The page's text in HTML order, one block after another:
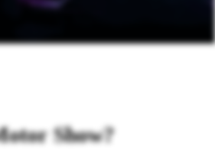
Show?